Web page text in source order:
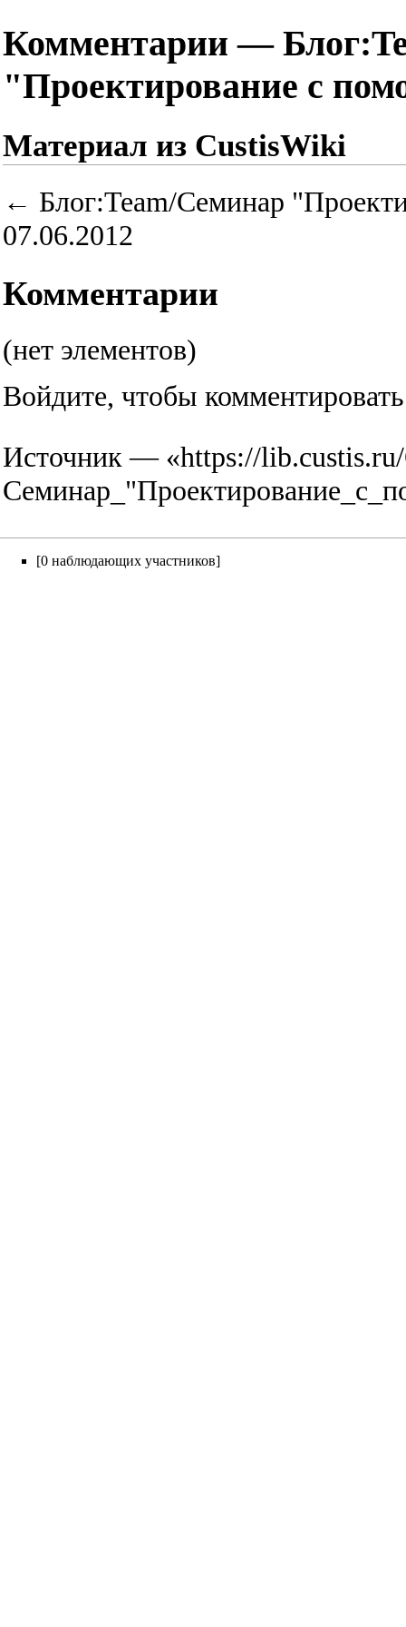
Комментарии —
"Проектирование с
Материал из CustisWiki
← Блог:Team/Семинар
07.06.2012
Комментарии
(нет элементов)
Войдите, чтобы
Источник — «https://
[0 наблюдающих участников]